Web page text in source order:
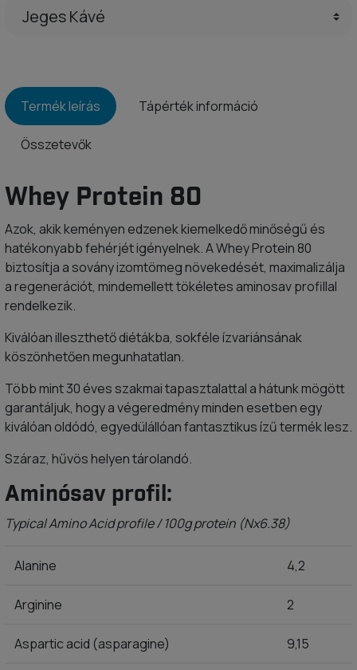
Termék leírás Tápérték információ
Összetevők
Whey Protein 80
Azok, akik keményen edzenek kiemelkedő minőségű és
hatékonyabb fehérjét igényelnek. A Whey Protein 80
biztosítja a sovány izomtömeg növekedését, maximalizálja
a regenerációt, mindemellett tökéletes aminosav profillal
rendelkezik.
Kiválóan illeszthető diétákba, sokféle ízvariánsának
köszönhetően megunhatatlan.
Több mint 30 éves szakmai tapasztalattal a hátunk mögött
garantáljuk, hogy a végeredmény minden esetben egy
kiválóan oldódó, egyedülállóan fantasztikus ízű termék lesz.
Száraz, hűvös helyen tárolandó.
Aminósav profil:
Typical Amino Acid profile / 100g protein (Nx6.38)
Alanine 4,2
Arginine 2
Aspartic acid (asparagine) 9,15